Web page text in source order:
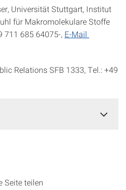
Universität Stuttgart, Institut
für Makromolekulare Stoffe
711 685 64075-, E-Mail
Relations SFB 1333, Tel.: +49
Seite teilen